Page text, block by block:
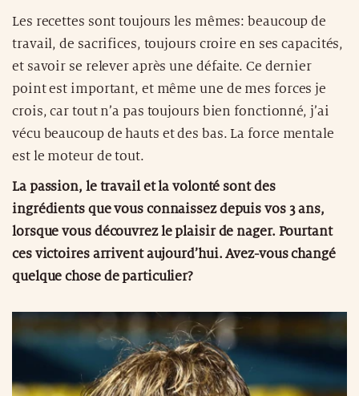
Les recettes sont toujours les mêmes: beaucoup de
travail, de sacrifices, toujours croire en ses capacités,
et savoir se relever après une défaite. Ce dernier
point est important, et même une de mes forces je
crois, car tout n’a pas toujours bien fonctionné, j’ai
vécu beaucoup de hauts et des bas. La force mentale
est le moteur de tout.
La passion, le travail et la volonté sont des
ingrédients que vous connaissez depuis vos 3 ans,
lorsque vous découvrez le plaisir de nager. Pourtant
ces victoires arrivent aujourd’hui. Avez-vous changé
quelque chose de particulier?